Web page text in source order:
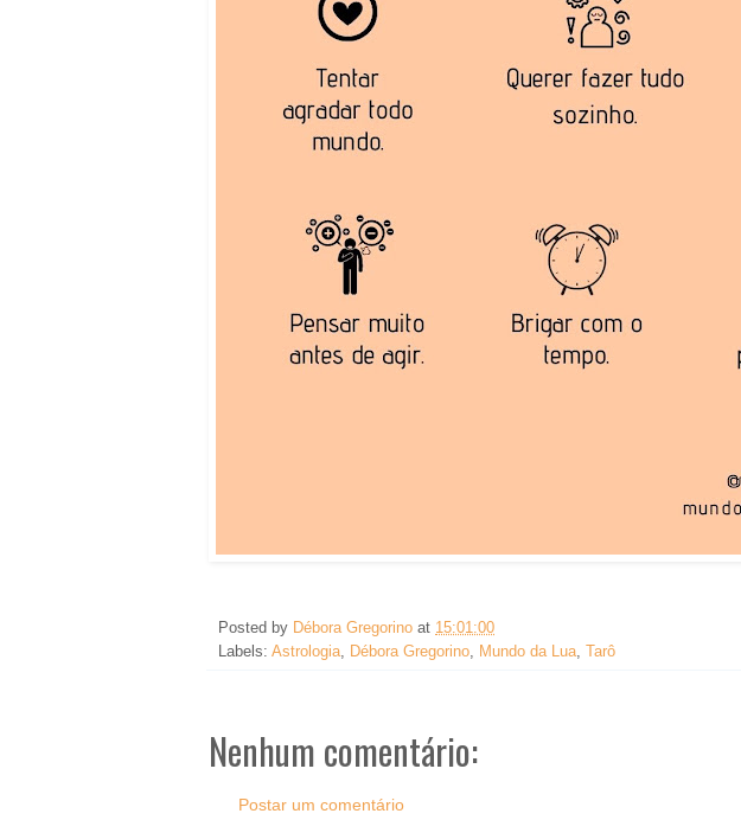
Posted by Débora Gregorino at 15:01:00
Labels: Astrologia Débora Gregorino Mundo da Lua Tarô
Nenhum comentário:
Postar um comentário